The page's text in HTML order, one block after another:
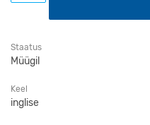
Staatus
Müügil
Keel
inglise